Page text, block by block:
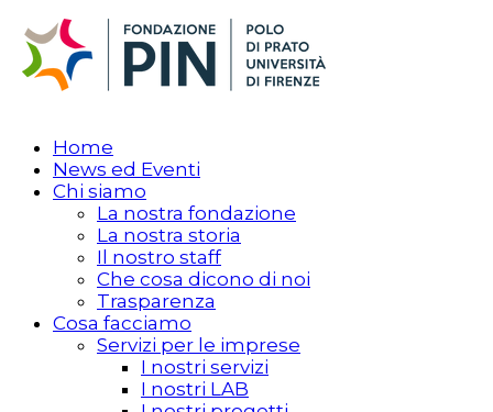
Home
News ed Eventi
Chi siamo
La nostra fondazione
La nostra storia
Il nostro staff
Che cosa dicono di noi
Trasparenza
Cosa facciamo
Servizi per le imprese
I nostri servizi
I nostri LAB